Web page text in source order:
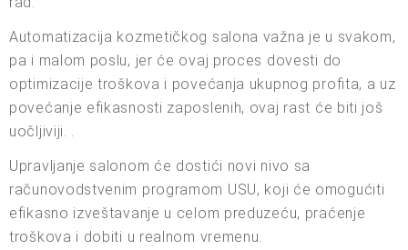
Automatizacija kozmetičkog salona važna je u svakom,
pa i malom poslu, jer će ovaj proces dovesti do
optimizacije troškova i povećanja ukupnog profita, a uz
povećanje efikasnosti zaposlenih, ovaj rast će biti još
uočljiviji. .
Upravljanje salonom će dostići novi nivo sa
računovodstvenim programom USU, koji će omogućiti
efikasno izveštavanje u celom preduzeću, praćenje
troškova i dobiti u realnom vremenu.